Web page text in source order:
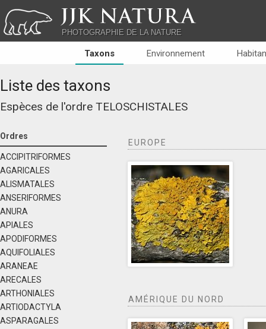
JJK NATURA
PHOTOGRAPHIE DE LA NATURE
Taxons Environnement
Liste des taxons
Espèces de l'ordre TELOSCHISTALES
Ordres
ACCIPITRIFORMES
AGARICALES
ALISMATALES
ANSERIFORMES
ANURA
APIALES
APODIFORMES
AQUIFOLIALES
ARANEAE
ARECALES
ARTHONIALES
ARTIODACTYLA
ASPARAGALES
EUROPE
AMÉRIQUE DU NORD